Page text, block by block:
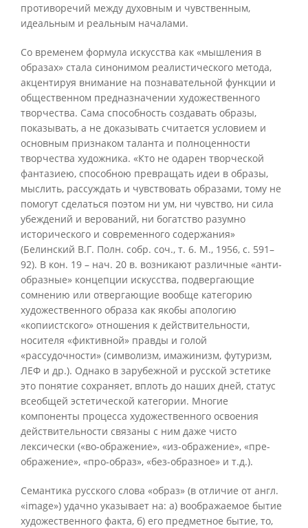
противоречий между духовным и чувственным,
идеальным и реальным началами.
Со временем формула искусства как «мышления в
образах» стала синонимом реалистического метода,
акцентируя внимание на познавательной функции и
общественном предназначении художественного
творчества. Сама способность создавать образы,
показывать, а не доказывать считается условием и
основным признаком таланта и полноценности
творчества художника. «Кто не одарен творческой
фантазиею, способною превращать идеи в образы,
мыслить, рассуждать и чувствовать образами, тому не
помогут сделаться поэтом ни ум, ни чувство, ни сила
убеждений и верований, ни богатство разумно
исторического и современного содержания»
(Белинский В.Г. Полн. собр. соч., т. 6. М., 1956, с. 591–
92). В кон. 19 – нач. 20 в. возникают различные «анти-
образные» концепции искусства, подвергающие
сомнению или отвергающие вообще категорию
художественного образа как якобы апологию
«копиистского» отношения к действительности,
носителя «фиктивной» правды и голой
«рассудочности» (символизм, имажинизм, футуризм,
ЛЕФ и др.). Однако в зарубежной и русской эстетике
это понятие сохраняет, вплоть до наших дней, статус
всеобщей эстетической категории. Многие
компоненты процесса художественного освоения
действительности связаны с ним даже чисто
лексически («во-ображение», «из-ображение», «пре-
ображение», «про-образ», «без-образное» и т.д.).
Семантика русского слова «образ» (в отличие от англ.
«image») удачно указывает на: а) воображаемое бытие
художественного факта, б) его предметное бытие, то,